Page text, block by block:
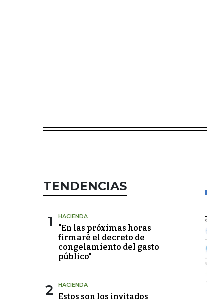
TENDENCIAS
1 HACIENDA
"En las próximas horas
firmaré el decreto de
congelamiento del gasto
público"
2 HACIENDA
Estos son los invitados